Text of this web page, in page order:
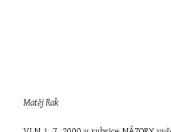
Matěj Rak